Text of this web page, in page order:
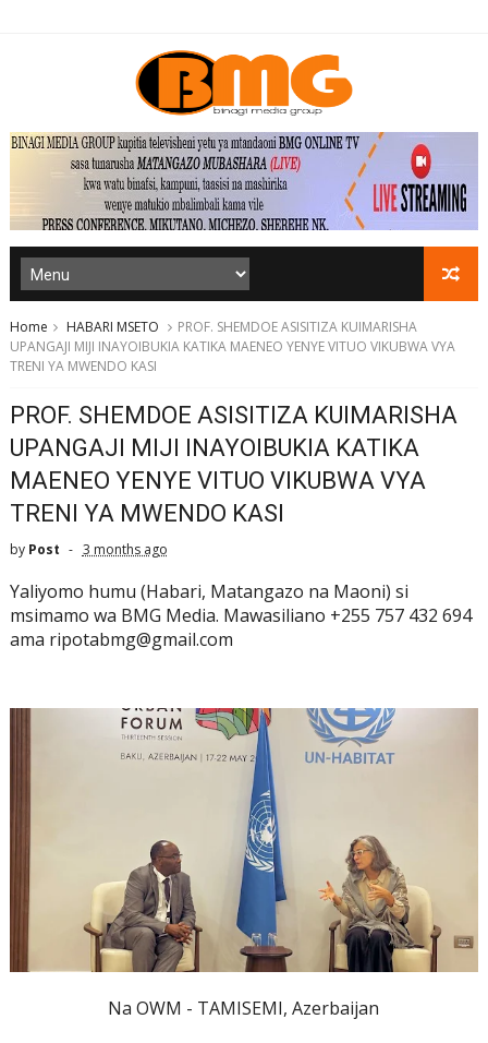
Home HABARI MSETO
PROF. SHEMDOE ASISITIZA KUIMARISHA
UPANGAJI MIJI INAYOIBUKIA KATIKA MAENEO YENYE VITUO VIKUBWA VYA
TRENI YA MWENDO KASI
PROF. SHEMDOE ASISITIZA KUIMARISHA
UPANGAJI MIJI INAYOIBUKIA KATIKA
MAENEO YENYE VITUO VIKUBWA VYA
TRENI YA MWENDO KASI
by Post 3 months ago
Yaliyomo humu (Habari, Matangazo na Maoni) si
msimamo wa BMG Media. Mawasiliano +255 757 432 694
ama ripotabmg@gmail.com
Na OWM - TAMISEMI, Azerbaijan